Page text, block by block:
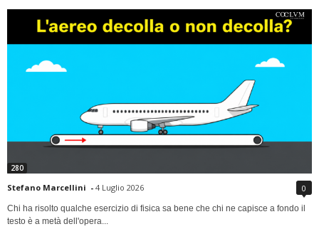
280
Stefano Marcellini - 4 Luglio 2026 0
Chi ha risolto qualche esercizio di fisica sa bene che chi ne capisce a fondo il
testo è a metà dell'opera...